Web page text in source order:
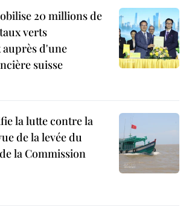
20 millions de
verts
d'une
suisse
la lutte contre la
de la levée du
la Commission